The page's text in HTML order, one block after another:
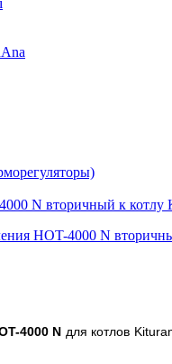
4000 N вторичный к
4000 N для котлов